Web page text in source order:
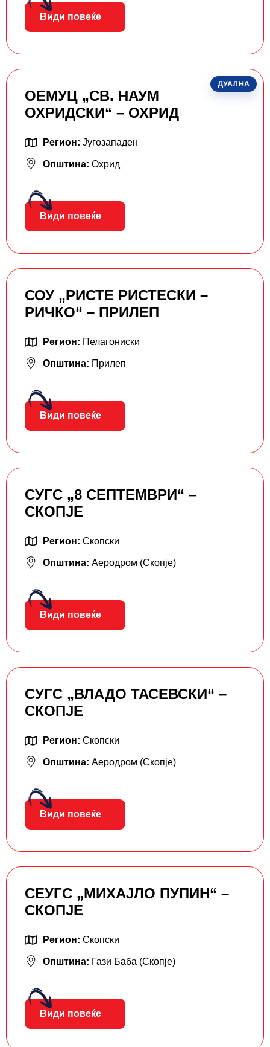
Види повеќе
ДУАЛНА
ОЕМУЦ „СВ. НАУМ
ОХРИДСКИ“ – ОХРИД
Регион: Југозападен
Општина: Охрид
Види повеќе
СОУ „РИСТЕ РИСТЕСКИ –
РИЧКО“ – ПРИЛЕП
Регион: Пелагониски
Општина: Прилеп
Види повеќе
СУГС „8 СЕПТЕМВРИ“ –
СКОПЈЕ
Регион: Скопски
Општина: Аеродром (Скопје)
Види повеќе
СУГС „ВЛАДО ТАСЕВСКИ“ –
СКОПЈЕ
Регион: Скопски
Општина: Аеродром (Скопје)
Види повеќе
СЕУГС „МИХАЈЛО ПУПИН“ –
СКОПЈЕ
Регион: Скопски
Општина: Гази Баба (Скопје)
Види повеќе